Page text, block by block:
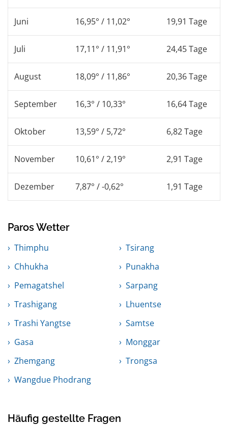
Juni 16,95° / 11,02° 19,91 Tage
Juli 17,11° / 11,91° 24,45 Tage
August 18,09° / 11,86° 20,36 Tage
September 16,3° / 10,33° 16,64 Tage
Oktober 13,59° / 5,72° 6,82 Tage
November 10,61° / 2,19° 2,91 Tage
Dezember 7,87° / -0,62° 1,91 Tage
Paros Wetter
Thimphu
Tsirang
Chhukha
Punakha
Pemagatshel
Sarpang
Trashigang
Lhuentse
Trashi Yangtse
Samtse
Gasa
Monggar
Zhemgang
Trongsa
Wangdue Phodrang
Häufig gestellte Fragen